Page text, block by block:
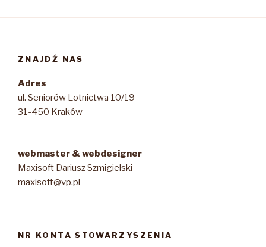
ZNAJDŹ NAS
Adres
ul. Seniorów Lotnictwa 10/19
31-450 Kraków
webmaster & webdesigner
Maxisoft Dariusz Szmigielski
maxisoft@vp.pl
NR KONTA STOWARZYSZENIA